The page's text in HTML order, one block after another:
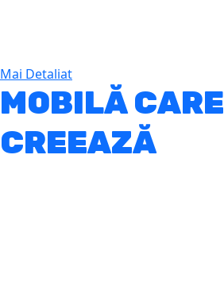
Mai Detaliat
MOBILĂ CARE
CREEAZĂ